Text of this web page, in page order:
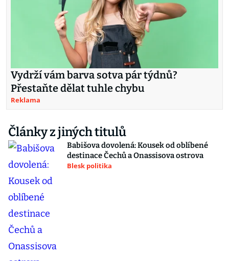
Vydrží vám barva sotva pár týdnů?
Přestaňte dělat tuhle chybu
Reklama
Články z jiných titulů
Babišova dovolená: Kousek od oblíbené
destinace Čechů a Onassisova ostrova
Blesk politika